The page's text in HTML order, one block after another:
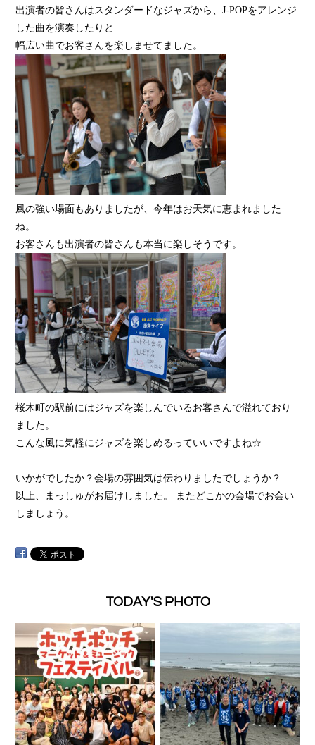
出演者の皆さんはスタンダードなジャズから、J-POPをアレンジ
した曲を演奏したりと
幅広い曲でお客さんを楽しませてました。
風の強い場面もありましたが、今年はお天気に恵まれました
ね。
お客さんも出演者の皆さんも本当に楽しそうです。
桜木町の駅前にはジャズを楽しんでいるお客さんで溢れており
ました。
こんな風に気軽にジャズを楽しめるっていいですよね☆
いかがでしたか？会場の雰囲気は伝わりましたでしょうか？
以上、まっしゅがお届けしました。 またどこかの会場でお会い
しましょう。
TODAY'S PHOTO